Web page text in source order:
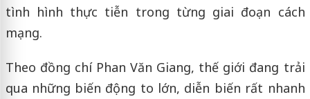
tình hình thực tiễn trong từng giai đoạn cách
mạng.
Theo đồng chí Phan Văn Giang, thế giới đang trải
qua những biến động to lớn, diễn biến rất nhanh